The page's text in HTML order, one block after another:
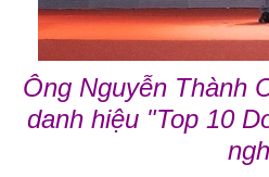
Ông Nguyễn Thành
danh hiệu "Top 10